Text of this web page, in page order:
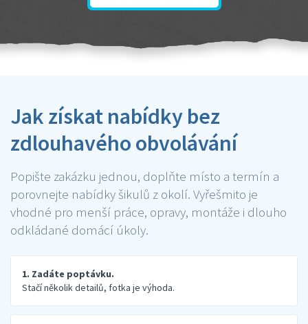
Jak získat nabídky bez
zdlouhavého obvolávání
Popište zakázku jednou, doplňte místo a termín a
porovnejte nabídky šikulů z okolí. Vyřešmito je
vhodné pro menší práce, opravy, montáže i dlouho
odkládané domácí úkoly.
1. Zadáte poptávku.
Stačí několik detailů, fotka je výhoda.